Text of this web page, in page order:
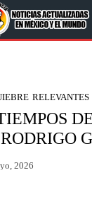
RELEVANTES
2026